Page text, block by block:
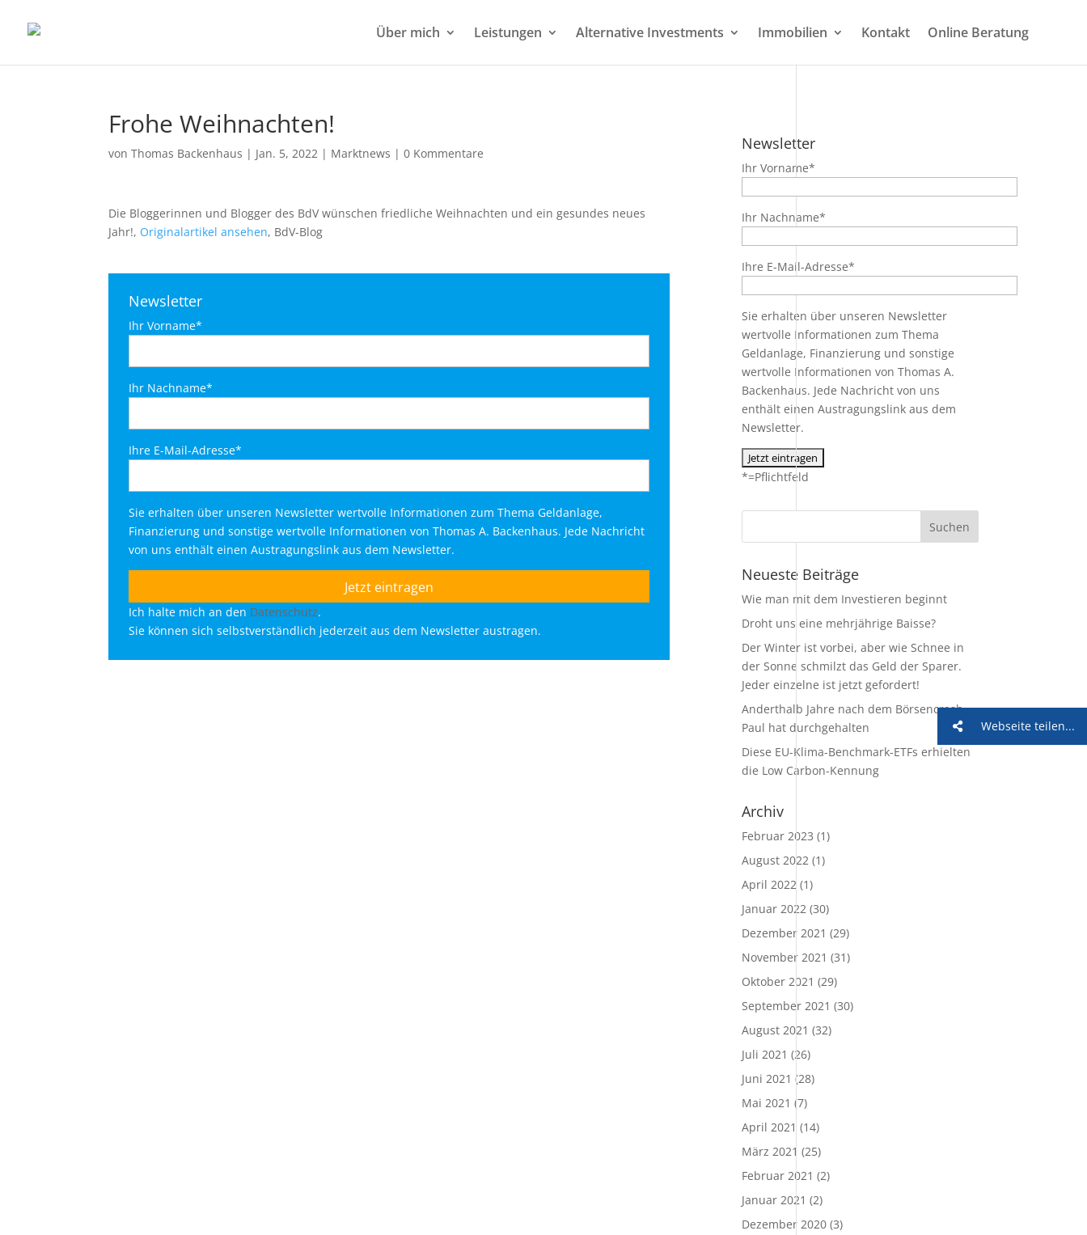
Über mich Leistungen Alternative Investments Immobilien Kontakt Online Beratung
Frohe Weihnachten!
vonThomas Backenhaus | Jan. 5, 2022 | Marktnews |0 Kommentare
Die Bloggerinnen und Blogger des BdV wünschen friedliche Weihnachten und ein gesundes neues
Jahr!, Originalartikel ansehen, BdV-Blog
Newsletter
Ihr Vorname*
Ihr Nachname*
Ihre E-Mail-Adresse*
Sie erhalten über unseren Newsletter wertvolle Informationen zum Thema Geldanlage,
Finanzierung und sonstige wertvolle Informationen von Thomas A. Backenhaus. Jede Nachricht
von uns enthält einen Austragungslink aus dem Newsletter.
Ich halte mich an den Datenschutz.
Sie können sich selbstverständlich jederzeit aus dem Newsletter austragen.
Newsletter
Ihr Vorname*
Ihr Nachname*
Ihre E-Mail-Adresse*
Sie erhalten über unseren Newsletter
wertvolle Informationen zum Thema
Geldanlage, Finanzierung und sonstige
wertvolle Informationen von Thomas A.
Backenhaus. Jede Nachricht von uns
enthält einen Austragungslink aus dem
Newsletter.
*=Pflichtfeld
Neueste Beiträge
Wie man mit dem Investieren beginnt
Droht uns eine mehrjährige Baisse?
Der Winter ist vorbei, aber wie Schnee in
der Sonne schmilzt das Geld der Sparer.
Jeder einzelne ist jetzt gefordert!
Anderthalb Jahre nach dem Börsencrash –
Paul hat durchgehalten
Diese EU-Klima-Benchmark-ETFs erhielten
die Low Carbon-Kennung
Archiv
Februar 2023 (1)
August 2022 (1)
April 2022 (1)
Januar 2022 (30)
Dezember 2021 (29)
November 2021 (31)
Oktober 2021 (29)
September 2021 (30)
August 2021 (32)
Juli 2021 (26)
Juni 2021 (28)
Mai 2021 (7)
April 2021 (14)
März 2021 (25)
Februar 2021 (2)
Januar 2021 (2)
Dezember 2020 (3)
Webseite teilen...